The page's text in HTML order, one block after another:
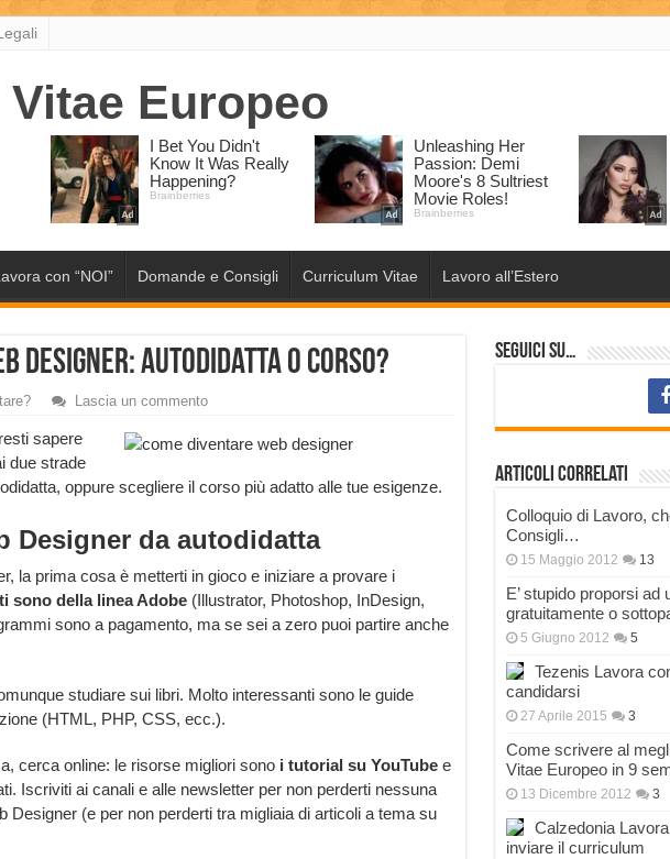
con “NOI” Domande e Consigli Curriculum Vitae Lavoro all’Estero
Designer: autodidatta o corso?
Lascia un commento
sapere
due strade
oppure scegliere il corso più adatto alle tue esigenze.
Designer da autodidatta
la prima cosa è metterti in gioco e iniziare a provare i
sono della linea Adobe(Illustrator, Photoshop, InDesign,
sono a pagamento, ma se sei a zero puoi partire anche
studiare sui libri. Molto interessanti sono le guide
(HTML, PHP, CSS, ecc.).
cerca online: le risorse migliori sonoi tutorial su YouTubee
Iscriviti ai canali e alle newsletter per non perderti nessuna
Designer (e per non perderti tra migliaia di articoli a tema su
Seguici su…
Articoli correlati
Colloquio di Lavoro,
Consigli…
15 Maggio 2012 13
E’ stupido proporsi ad
gratuitamente o
5 Giugno 2012 5
Tezenis Lavora
candidarsi
27 Aprile 2015 3
Come scrivere al
Vitae Europeo in 9
13 Dicembre 2012 3
Calzedonia
inviare il curriculum